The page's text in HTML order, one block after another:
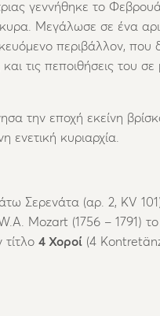
γεννήθηκε το
Μεγάλωσε σε ένα
περιβάλλον, που
και τις πεποιθήσεις του
την εποχή εκείνη
ενετική κυριαρχία.
Σερενάτα (αρ. 2, KV
Mozart (1756 – 1791) το
τίτλο4 Χοροί (4